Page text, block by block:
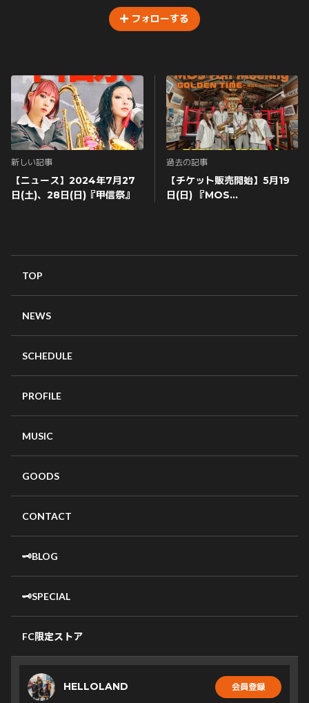
フォローする
新しい記事
【ニュース】2024年7月27
日(土)、28日(日)『甲信祭』
過去の記事
【チケット販売開始】5月19
日(日) 『MOS
TOP
NEWS
SCHEDULE
PROFILE
MUSIC
GOODS
CONTACT
🗝️BLOG
🗝️SPECIAL
FC限定ストア
HELLOLAND 会員登録